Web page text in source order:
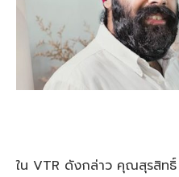
ใน VTR ดังกล่าว คุณสุรสิทธิ์